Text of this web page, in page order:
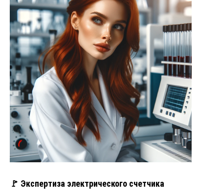
🚩 Экспертиза электрического счетчика